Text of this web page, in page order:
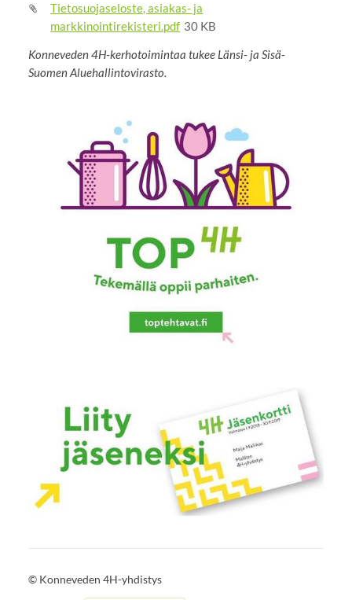
Tietosuojaseloste, asiakas- ja
markkinointirekisteri.pdf 30 KB
Konneveden 4H-kerhotoimintaa tukee Länsi- ja Sisä-
Suomen Aluehallintovirasto.
© Konneveden 4H-yhdistys